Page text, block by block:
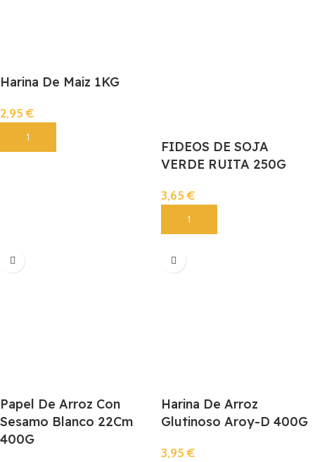
Harina De Maiz 1KG
2,95€
Añadir
FIDEOS DE SOJA
VERDE RUITA 250G
3,65€
Añadir
Papel De Arroz Con
Sesamo Blanco 22Cm
400G
Harina De Arroz
Glutinoso Aroy-D 400G
3,95€